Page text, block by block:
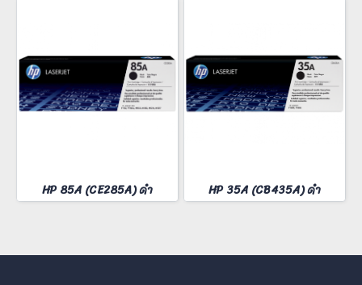
HP 85A (CE285A) ดำ HP 35A (CB435A) ดำ